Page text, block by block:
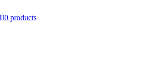
0 products